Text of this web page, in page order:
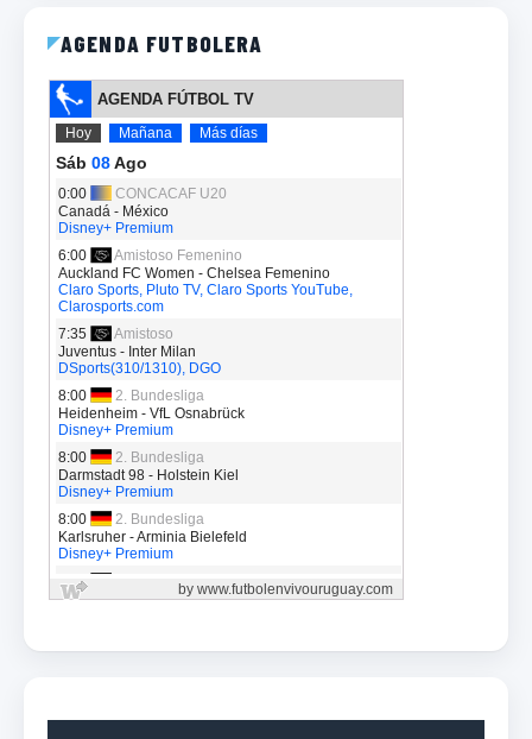
AGENDA FUTBOLERA